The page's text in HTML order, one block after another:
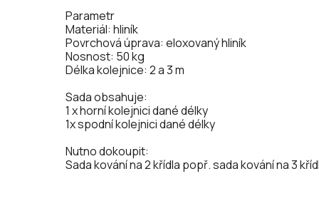
Parametr
Materiál: hliník
Povrchová úprava: eloxovaný hliník
Nosnost: 50 kg
Délka kolejnice: 2 a 3 m
Sada obsahuje:
1 x horní kolejnici dané délky
1x spodní kolejnici dané délky
Nutno dokoupit:
Sada kování na 2 křídla popř. sada kování na 3